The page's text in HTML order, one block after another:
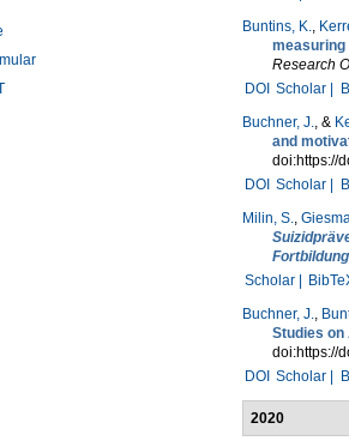
Buntins, K.,
measuring
Research
DOI Scholar |
Buchner, J., &
and
doi:https://
DOI Scholar |
Milin, S.,
Scholar |
Buchner, J.,
Studies on
doi:https://
DOI Scholar |
2020